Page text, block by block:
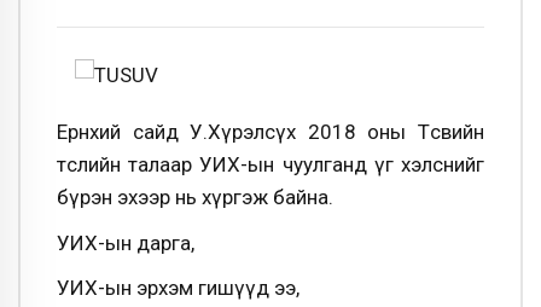
Ерөнхий сайд У.Хүрэлсүх 2018 оны Төсвийн
төслийн талаар УИХ-ын чуулганд үг хэлснийг
бүрэн эхээр нь хүргэж байна.
УИХ-ын дарга,
УИХ-ын эрхэм гишүүд ээ,